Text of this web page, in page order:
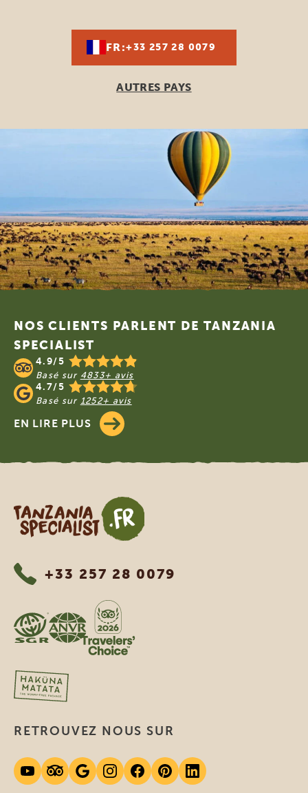
FR:+33 257 28 0079
AUTRES PAYS
NOS CLIENTS PARLENT DE TANZANIA
SPECIALIST
4.9/5
Basé sur 4833+ avis
4.7/5
Basé sur 1252+ avis
EN LIRE PLUS
Tanzania Specialist
+33 257 28 0079
RETROUVEZ NOUS SUR